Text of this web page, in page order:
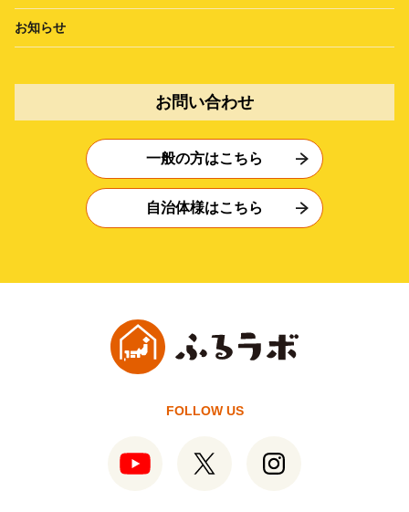
お知らせ
お問い合わせ
一般の方はこちら
自治体様はこちら
FOLLOW US